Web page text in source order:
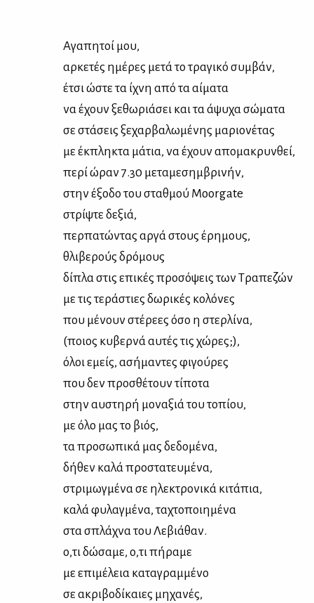
Αγα­πη­τοί μου,
αρ­κε­τές ημέ­ρες με­τά το τρα­γι­κό συμ­βάν,
έτσι ώστε τα ίχνη από τα αί­μα­τα
να έχουν ξε­θω­ριά­σει και τα άψυ­χα σώ­μα­τα
σε στά­σεις ξε­χαρ­βα­λω­μέ­νης μα­ριο­νέ­τας
με έκ­πλη­κτα μά­τια, να έχουν απο­μα­κρυν­θεί,
πε­ρί ώραν 7.30 με­τα­με­σημ­βρι­νήν,
στην έξο­δο του σταθ­μού Moorgate
στρίψ­τε δε­ξιά,
περ­πα­τώ­ντας αρ­γά στους έρη­μους,
θλι­βε­ρούς δρό­μους
δί­πλα στις επι­κές προ­σό­ψεις των Τρα­πε­ζών
με τις τε­ρά­στιες δω­ρι­κές κο­λό­νες
που μέ­νουν στέ­ρε­ες όσο η στερ­λί­να,
(ποιος κυ­βερ­νά αυ­τές τις χώ­ρες;),
όλοι εμείς, ασή­μα­ντες φι­γού­ρες
που δεν προ­σθέ­τουν τί­πο­τα
στην αυ­στη­ρή μο­να­ξιά του το­πί­ου,
με όλο μας το βιός,
τα προ­σω­πι­κά μας δε­δο­μέ­να,
δή­θεν κα­λά προ­στα­τευ­μέ­να,
στρι­μωγ­μέ­να σε ηλε­κτρο­νι­κά κι­τά­πια,
κα­λά φυ­λαγ­μέ­να, τα­χτο­ποι­η­μέ­να
στα σπλά­χνα του Λε­βιά­θαν.
ο,τι δώ­σα­με, ο,τι πή­ρα­με
με επι­μέ­λεια κα­τα­γραμ­μέ­νο
σε ακρι­βο­δί­καιες μη­χα­νές,